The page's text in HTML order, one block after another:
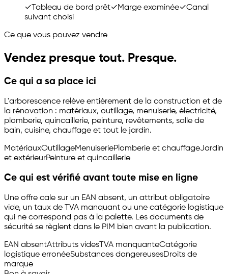
✓ Tableau de bord prêt✓Marge examinée✓Canal
suivant choisi
Ce que vous pouvez vendre
Vendez presque tout. Presque.
Ce qui a sa place ici
L'arborescence relève entièrement de la construction et de
la rénovation : matériaux, outillage, menuiserie, électricité,
plomberie, quincaillerie, peinture, revêtements, salle de
bain, cuisine, chauffage et tout le jardin.
MatériauxOutillageMenuiseriePlomberie et chauffageJardin
et extérieurPeinture et quincaillerie
Ce qui est vérifié avant toute mise en ligne
Une offre cale sur un EAN absent, un attribut obligatoire
vide, un taux de TVA manquant ou une catégorie logistique
qui ne correspond pas à la palette. Les documents de
sécurité se règlent dans le PIM bien avant la publication.
EAN absentAttributs vides TVA manquanteCatégorie
logistique erronéeSubstances dangereusesDroits de
marque